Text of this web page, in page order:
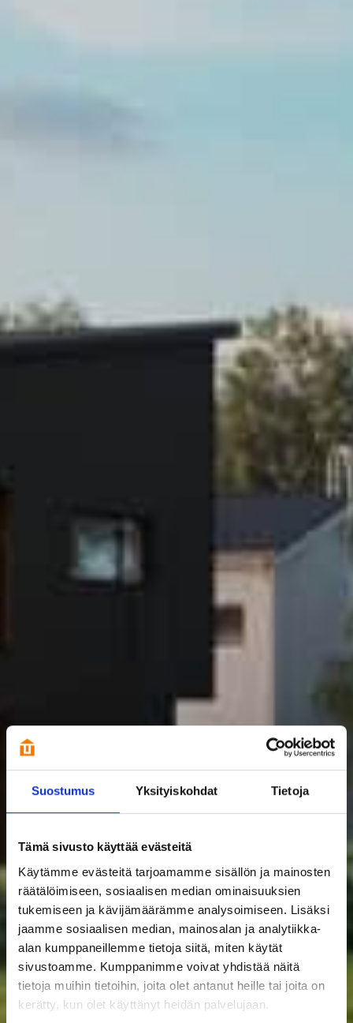
Suostumus Yksityiskohdat Tietoja
Tämä sivusto käyttää evästeitä
Käytämme evästeitä tarjoamamme sisällön ja mainosten
räätälöimiseen, sosiaalisen median ominaisuuksien
tukemiseen ja kävijämäärämme analysoimiseen. Lisäksi
jaamme sosiaalisen median, mainosalan ja analytiikka-
alan kumppaneillemme tietoja siitä, miten käytät
sivustoamme. Kumppanimme voivat yhdistää näitä
tietoja muihin tietoihin, joita olet antanut heille tai joita on
kerätty, kun olet käyttänyt heidän palvelujaan.